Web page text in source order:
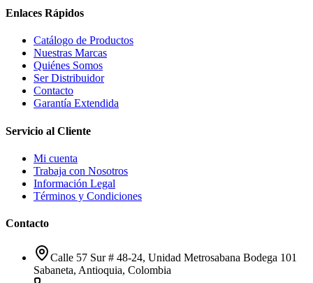
Enlaces Rápidos
Catálogo de Productos
Nuestras Marcas
Quiénes Somos
Ser Distribuidor
Contacto
Garantía Extendida
Servicio al Cliente
Mi cuenta
Trabaja con Nosotros
Información Legal
Términos y Condiciones
Contacto
Calle 57 Sur # 48-24, Unidad Metrosabana Bodega 101
Sabaneta, Antioquia, Colombia